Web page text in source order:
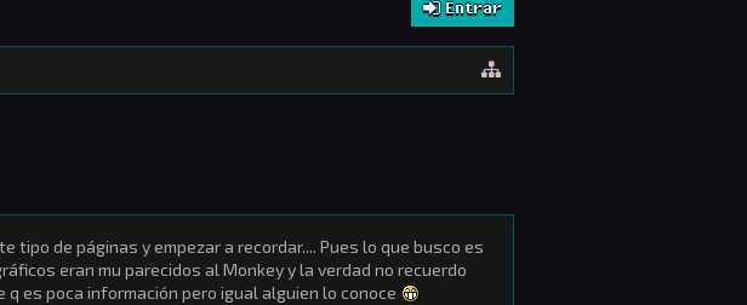
Entrar
tipo de páginas y empezar a recordar.... Pues lo que busco es
eran mu parecidos al Monkey y la verdad no recuerdo
q es poca información pero igual alguien lo conoce